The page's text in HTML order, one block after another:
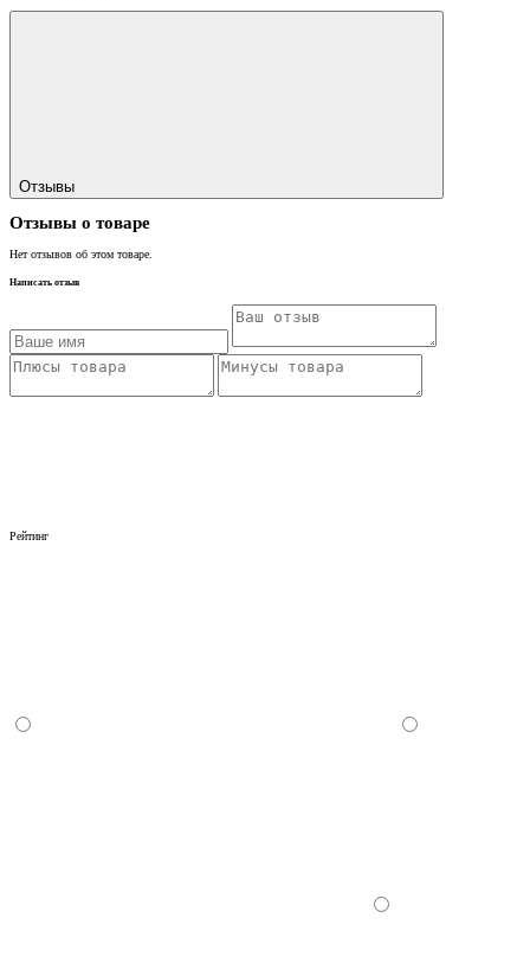
Отзывы
Отзывы о товаре
Нет отзывов об этом товаре.
Написать отзыв
Рейтинг